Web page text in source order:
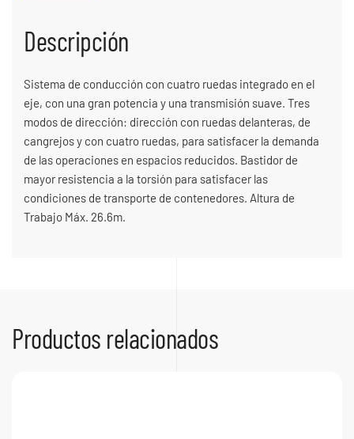
Descripción
Sistema de conducción con cuatro ruedas integrado en el
eje, con una gran potencia y una transmisión suave. Tres
modos de dirección: dirección con ruedas delanteras, de
cangrejos y con cuatro ruedas, para satisfacer la demanda
de las operaciones en espacios reducidos. Bastidor de
mayor resistencia a la torsión para satisfacer las
condiciones de transporte de contenedores. Altura de
Trabajo Máx. 26.6m.
Productos relacionados